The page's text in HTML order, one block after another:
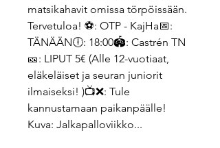
matsikahavit omissa törpöissään.
Tervetuloa! ⚽️: OTP - KajHa📅:
TÄNÄÄN🕕: 18:00🏟: Castrén TN
🎫: LIPUT 5€ (Alle 12-vuotiaat,
eläkeläiset ja seuran juniorit
ilmaiseksi! )📺❌️: Tule
kannustamaan paikanpäälle!
Kuva: Jalkapalloviikko...